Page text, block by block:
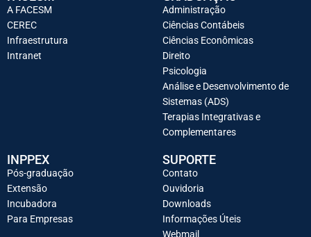
A FACESM
CEREC
Infraestrutura
Intranet
Administração
Ciências Contábeis
Ciências Econômicas
Direito
Psicologia
Análise e Desenvolvimento de
Sistemas (ADS)
Terapias Integrativas e
Complementares
INPPEX
Pós-graduação
Extensão
Incubadora
Para Empresas
SUPORTE
Contato
Ouvidoria
Downloads
Informações Úteis
Webmail